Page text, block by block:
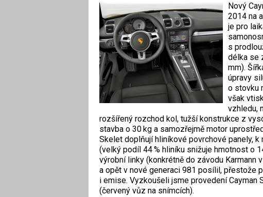
Nový
2014 na
je pro
s
délka se
mm).
úpravy
o stovku
však
vzhledu,
rozšířený rozchod kol, tužší konstrukce z
stavba o 30 kg a samozřejmě motor
Skelet doplňují hliníkové povrchové panely,
(velký podíl 44 % hliníku snižuje hmotnost o
výrobní linky (konkrétně do závodu Karmann
a opět v nové generaci 981 posílil, přestože
i emise. Vyzkoušeli jsme provedení Cayman
(červený vůz na snímcích).